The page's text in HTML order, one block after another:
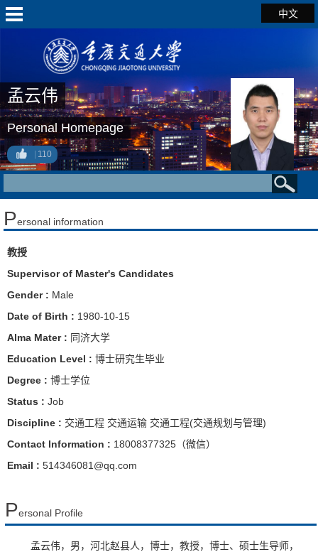
中文
孟云伟
Personal Homepage
110
Personal information
教授
Supervisor of Master's Candidates
Gender : Male
Date of Birth : 1980-10-15
Alma Mater : 同济大学
Education Level : 博士研究生毕业
Degree : 博士学位
Status : Job
Discipline : 交通工程 交通运输 交通工程(交通规划与管理)
Contact Information : 18008377325（微信）
Email : 514346081@qq.com
Personal Profile
孟云伟，男，河北赵县人，博士，教授，博士、硕士生导师，